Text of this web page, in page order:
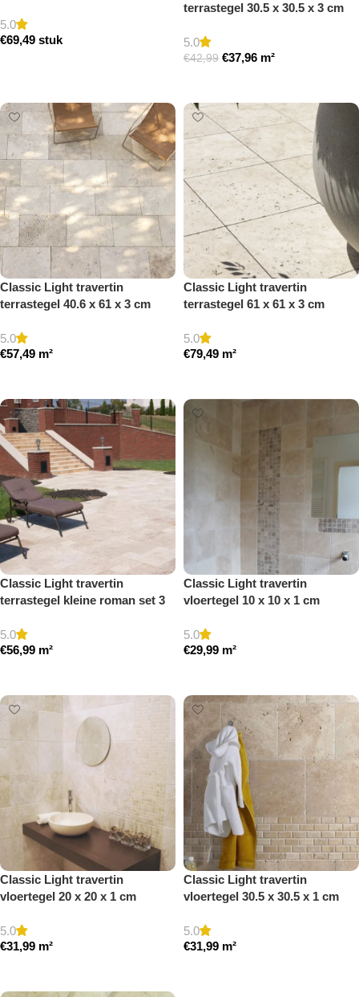
getrommeld
5.0
€69,49 stuk
terrastegel 30.5 x 30.5 x 3 cm
5.0
€42,99 €37,96 m²
Classic Light travertin
terrastegel 40.6 x 61 x 3 cm
5.0
€57,49 m²
Classic Light travertin
terrastegel 61 x 61 x 3 cm
5.0
€79,49 m²
Classic Light travertin
terrastegel kleine roman set 3
5.0
€56,99 m²
Classic Light travertin
vloertegel 10 x 10 x 1 cm
5.0
€29,99 m²
Classic Light travertin
vloertegel 20 x 20 x 1 cm
5.0
€31,99 m²
Classic Light travertin
vloertegel 30.5 x 30.5 x 1 cm
5.0
€31,99 m²